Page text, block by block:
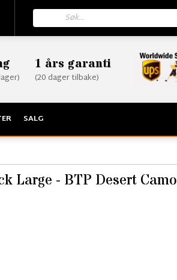
1 års garanti
(20 dager tilbake)
SALG
Large - BTP Desert Camo